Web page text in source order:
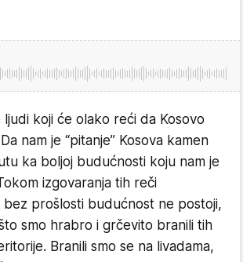
koji će olako reći da Kosovo
nam je “pitanje” Kosova kamen
ka boljoj budućnosti koju nam je
izgovaranja tih reči
bez prošlosti budućnost ne postoji,
smo hrabro i grčevito branili tih
Branili smo se na livadama,